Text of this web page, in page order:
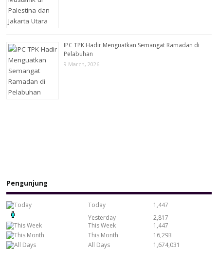
IPC TPK Hadir Menguatkan Semangat Ramadan di
Pelabuhan
9 March, 2026
Pengunjung
Today
1,447
Yesterday
2,817
This Week
1,447
This Month
16,293
All Days
1,674,031